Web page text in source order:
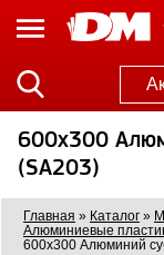
600x300
(SA203)
Главная » Каталог »
Алюминиевые
600x300 Алюминий